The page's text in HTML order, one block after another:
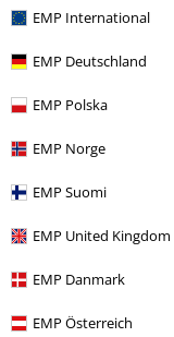
EMP International
EMP Deutschland
EMP Polska
EMP Norge
EMP Suomi
EMP United Kingdom
EMP Danmark
EMP Österreich
rek-pris
More categories.
Teman Basplagg
Kläder & accessoarer